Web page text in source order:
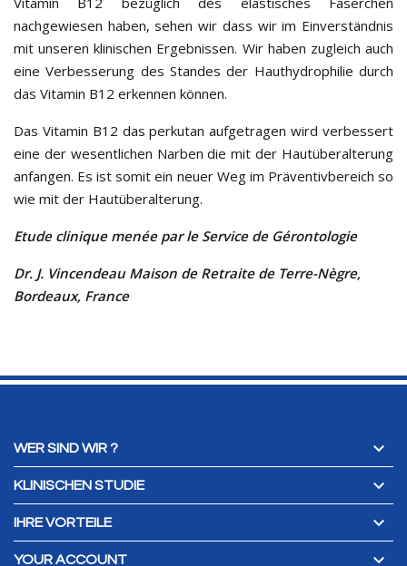
nachgewiesen haben, sehen wir dass wir im Einverständnis
mit unseren klinischen Ergebnissen. Wir haben zugleich auch
eine Verbesserung des Standes der Hauthydrophilie durch
das Vitamin B12 erkennen können.
Das Vitamin B12 das perkutan aufgetragen wird verbessert
eine der wesentlichen Narben die mit der Hautüberalterung
anfangen. Es ist somit ein neuer Weg im Präventivbereich so
wie mit der Hautüberalterung.
Etude clinique menée par le Service de Gérontologie
Dr. J. Vincendeau Maison de Retraite de Terre-Nègre,
Bordeaux, France
WER SIND WIR ? 
KLINISCHEN STUDIE 
IHRE VORTEILE 
YOUR ACCOUNT 